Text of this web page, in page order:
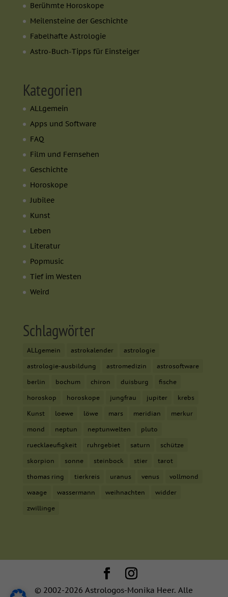
Berühmte Horoskope
Meilensteine der Geschichte
Fabelhafte Astrologie
Astro-Buch-Tipps für Einsteiger
Kategorien
ALLgemein
Apps und Software
FAQ
Film und Fernsehen
Geschichte
Horoskope
Jubilee
Kunst
Leben
Literatur
Popmusic
Tief im Westen
Weird
Schlagwörter
ALLgemein astrokalender astrologie
astrologie-ausbildung astromedizin astrosoftware
berlin bochum chiron duisburg fische
horoskop horoskope jungfrau jupiter krebs
Kunst loewe löwe mars meridian merkur
mond neptun neptunwelten pluto
ruecklaeufigkeit ruhrgebiet saturn schütze
skorpion sonne steinbock stier tarot
thomas ring tierkreis uranus venus vollmond
waage wassermann weihnachten widder
zwillinge
© 2002-2026 Astrologos-Monika Heer. Alle